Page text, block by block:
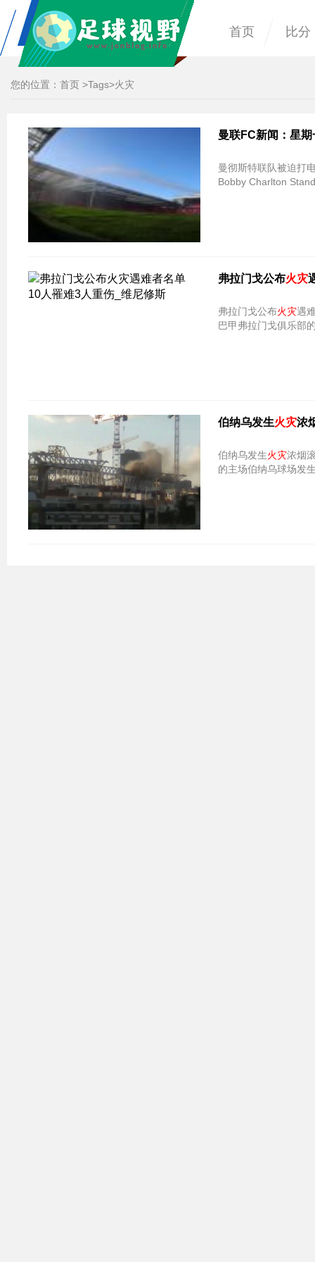
首页 比分
您的位置： 首页 >Tags>火灾
曼联FC新闻：星
曼彻斯特联队被迫打
Bobby Charlton
弗拉门戈公布火灾
弗拉门戈公布火灾遇难者
巴甲弗拉门戈俱乐部
伯纳乌发生火灾浓
伯纳乌发生火灾浓烟滚滚
的主场伯纳乌球场发